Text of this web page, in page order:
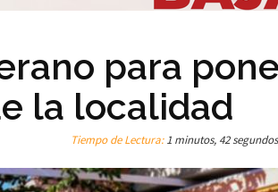
para
la localidad
Tiempo de Lectura:1 minutos, 42 segundos